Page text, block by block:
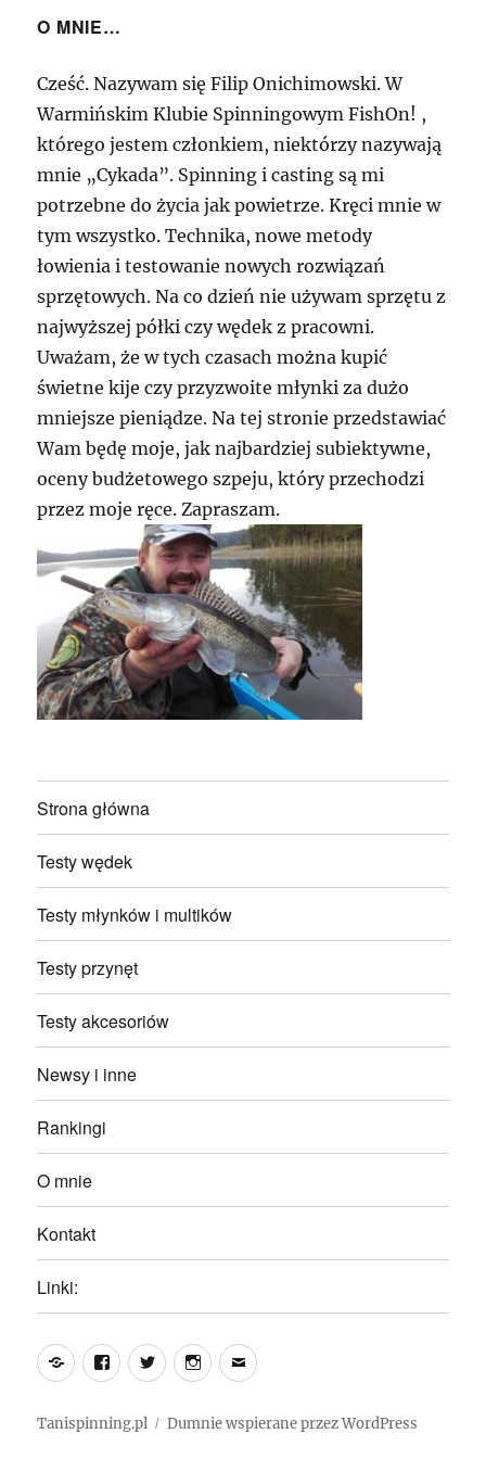
jednak
da
się…
O MNIE…
Cześć. Nazywam się Filip Onichimowski. W
Warmińskim Klubie Spinningowym FishOn! ,
którego jestem członkiem, niektórzy nazywają
mnie „Cykada”. Spinning i casting są mi
potrzebne do życia jak powietrze. Kręci mnie w
tym wszystko. Technika, nowe metody
łowienia i testowanie nowych rozwiązań
sprzętowych. Na co dzień nie używam sprzętu z
najwyższej półki czy wędek z pracowni.
Uważam, że w tych czasach można kupić
świetne kije czy przyzwoite młynki za dużo
mniejsze pieniądze. Na tej stronie przedstawiać
Wam będę moje, jak najbardziej subiektywne,
oceny budżetowego szpeju, który przechodzi
przez moje ręce. Zapraszam.
Strona główna
Testy wędek
Testy młynków i multików
Testy przynęt
Testy akcesoriów
Newsy i inne
Rankingi
O mnie
Kontakt
Linki:
Yelp Facebook
TwitterInstagram
Email
Tanispinning.pl Dumnie wspierane przez WordPress